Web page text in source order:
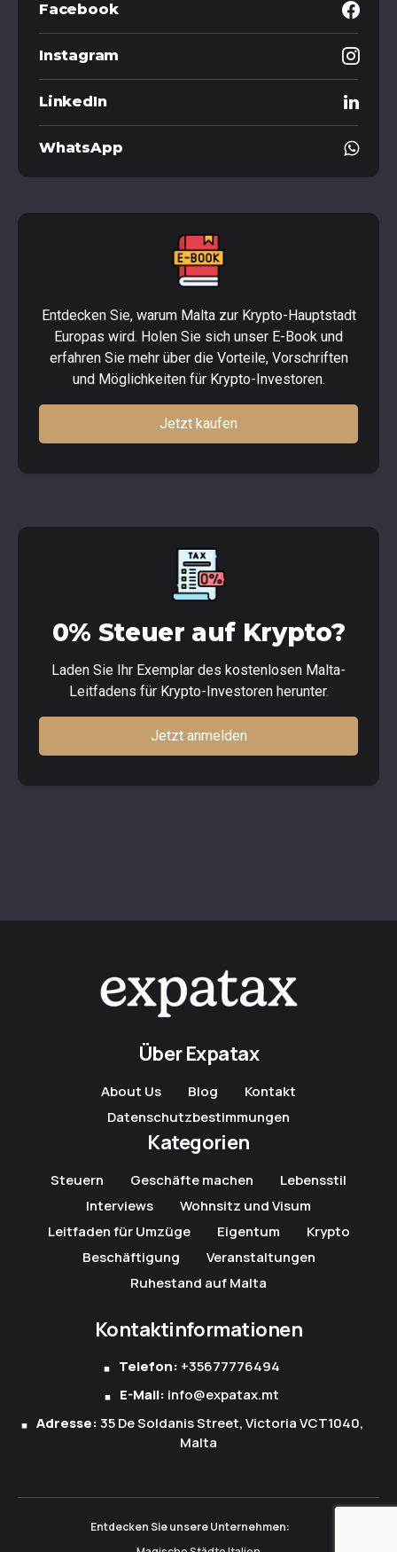
Facebook
Instagram
LinkedIn
WhatsApp
Entdecken Sie, warum Malta zur Krypto-Hauptstadt
Europas wird. Holen Sie sich unser E-Book und
erfahren Sie mehr über die Vorteile, Vorschriften
und Möglichkeiten für Krypto-Investoren.
Jetzt kaufen
0% Steuer auf Krypto?
Laden Sie Ihr Exemplar des kostenlosen Malta-
Leitfadens für Krypto-Investoren herunter.
Jetzt anmelden
Über Expatax
About Us Blog
Kontakt
Datenschutzbestimmungen
Kategorien
Steuern Geschäfte machen
Lebensstil
Interviews
Wohnsitz und Visum
Leitfaden für Umzüge
Eigentum
Krypto
Beschäftigung
Veranstaltungen
Ruhestand auf Malta
Kontaktinformationen
Telefon: +35677776494
E-Mail: info@expatax.mt
Adresse:35 De Soldanis Street, Victoria VCT1040,
Malta
Entdecken Sie unsere Unternehmen: